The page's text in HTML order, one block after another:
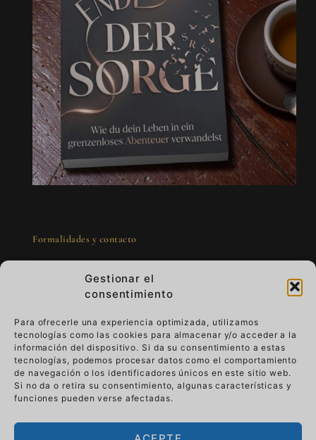
Gestionar el
consentimiento
Para ofrecerle una experiencia optimizada, utilizamos
tecnologías como las cookies para almacenar y/o acceder a la
información del dispositivo. Si da su consentimiento a estas
tecnologías, podemos procesar datos como el comportamiento
de navegación o los identificadores únicos en este sitio web.
Si no da o retira su consentimiento, algunas características y
funciones pueden verse afectadas.
Formalidades y contacto
Arte para llevar - lujo que vive
Imagine que su obra de arte le acompaña en
su vida cotidiana.Viste lujo que vive y dale
historia se convierte en parte del arte.